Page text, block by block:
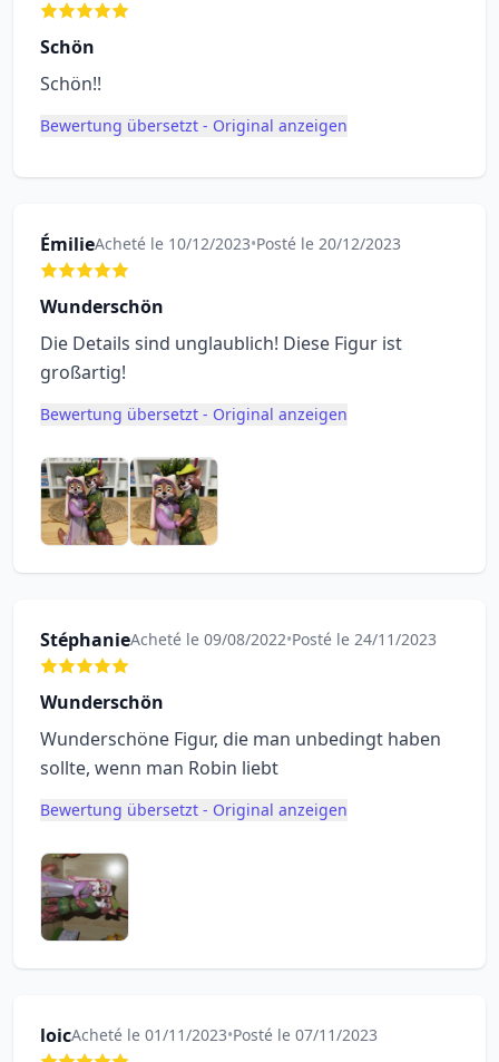
Schön
Schön!!
Bewertung übersetzt - Original anzeigen
ÉmilieAcheté le 10/12/2023•Posté le 20/12/2023
Wunderschön
Die Details sind unglaublich! Diese Figur ist
großartig!
Bewertung übersetzt - Original anzeigen
StéphanieAcheté le 09/08/2022•Posté le 24/11/2023
Wunderschön
Wunderschöne Figur, die man unbedingt haben
sollte, wenn man Robin liebt
Bewertung übersetzt - Original anzeigen
loicAcheté le 01/11/2023•Posté le 07/11/2023